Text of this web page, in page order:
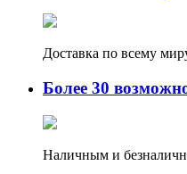
Доставка по всему
Более 30
Наличным и